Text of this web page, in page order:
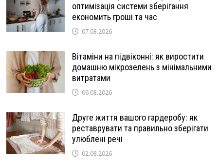
оптимізація системи зберігання
економить гроші та час
07.08.2026
Вітаміни на підвіконні: як виростити
домашню мікрозелень з мінімальними
витратами
06.08.2026
Друге життя вашого гардеробу: як
реставрувати та правильно зберігати
улюблені речі
02.08.2026